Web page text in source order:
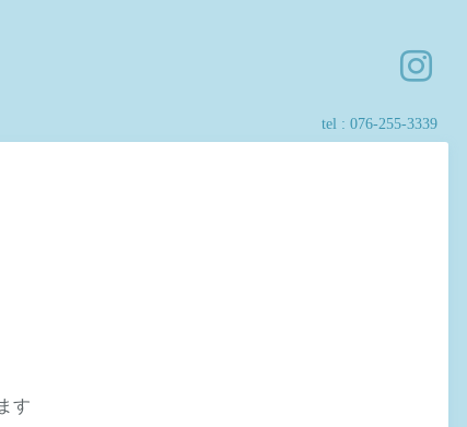
tel : 076-255-3339
す